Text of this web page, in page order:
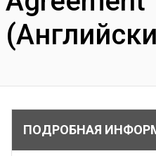
ПОДРОБНАЯ